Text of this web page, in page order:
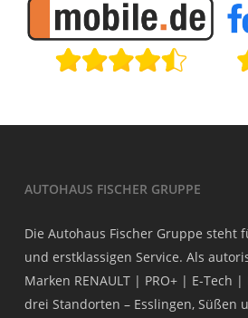
AUTOHAUS FISCHER GRUPPE
Die Autohaus Fischer Gruppe steht
und erstklassigen Service. Als
Marken RENAULT | PRO+ | E-Tech
drei Standorten – Esslingen, Süßen